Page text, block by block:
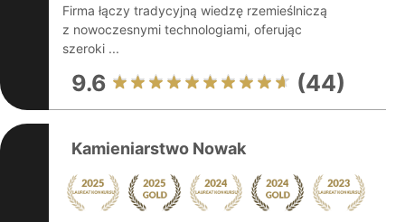
Firma łączy tradycyjną wiedzę rzemieślniczą
z nowoczesnymi technologiami, oferując
szeroki ...
9.6 (44)
Kamieniarstwo Nowak